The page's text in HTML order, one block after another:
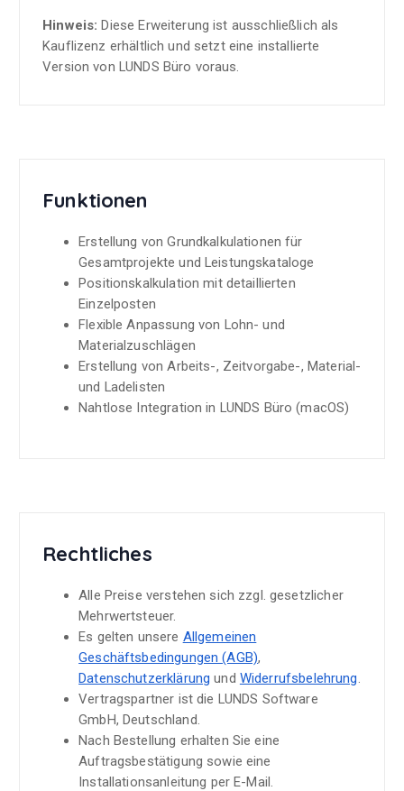
Hinweis: Diese Erweiterung ist ausschließlich als
Kauflizenz erhältlich und setzt eine installierte
Version von LUNDS Büro voraus.
Funktionen
Erstellung von Grundkalkulationen für
Gesamtprojekte und Leistungskataloge
Positionskalkulation mit detaillierten
Einzelposten
Flexible Anpassung von Lohn- und
Materialzuschlägen
Erstellung von Arbeits-, Zeitvorgabe-, Material-
und Ladelisten
Nahtlose Integration in LUNDS Büro (macOS)
Rechtliches
Alle Preise verstehen sich zzgl. gesetzlicher
Mehrwertsteuer.
Es gelten unsere Allgemeinen
Geschäftsbedingungen (AGB),
Datenschutzerklärung und Widerrufsbelehrung.
Vertragspartner ist die LUNDS Software
GmbH, Deutschland.
Nach Bestellung erhalten Sie eine
Auftragsbestätigung sowie eine
Installationsanleitung per E-Mail.